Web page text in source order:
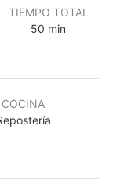
TIEMPO TOTAL
50 min
COCINA